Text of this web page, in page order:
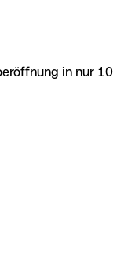
in nur 10